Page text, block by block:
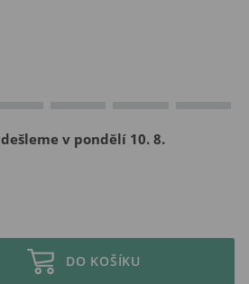
v pondělí 10. 8.
DO KOŠÍKU